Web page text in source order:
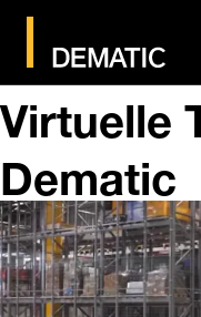
Virtuelle
Dematic